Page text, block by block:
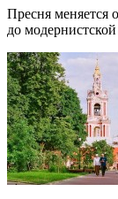
Пресня меняется
до